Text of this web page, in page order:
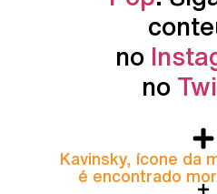
no
no
Kavinsky, ícone da
é encontrado